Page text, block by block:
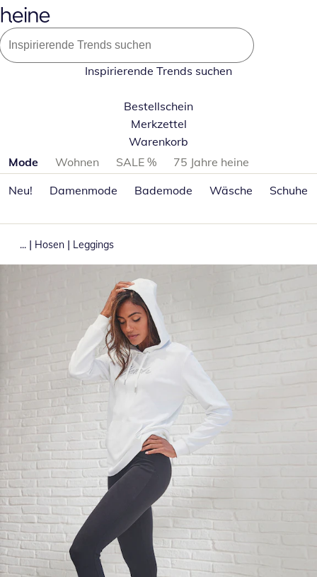
Inspirierende Trends suchen
Bestellschein
Merkzettel
Warenkorb
Produktkategorien überspringen
Mode Wohnen SALE %
75 Jahre heine
Neu!
Damenmode Bademode Wäsche Schuhe
... | Hosen | Leggings